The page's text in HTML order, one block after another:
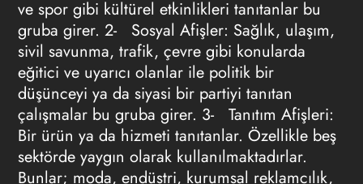
ve spor gibi kültürel etkinlikleri tanıtanlar bu
gruba girer. 2- Sosyal Afişler: Sağlık, ulaşım,
sivil savunma, trafik, çevre gibi konularda
eğitici ve uyarıcı olanlar ile politik bir
düşünceyi ya da siyasi bir partiyi tanıtan
çalışmalar bu gruba girer. 3- Tanıtım Afişleri:
Bir ürün ya da hizmeti tanıtanlar. Özellikle beş
sektörde yaygın olarak kullanılmaktadırlar.
Bunlar; moda, endüstri, kurumsal reklamcılık,